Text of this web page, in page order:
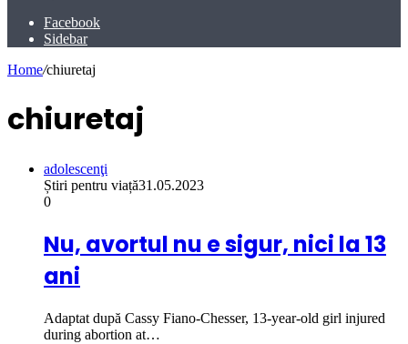
Facebook
Sidebar
Home/chiuretaj
chiuretaj
adolescenţi
Știri pentru viață31.05.2023
0
Nu, avortul nu e sigur, nici la 13
ani
Adaptat după Cassy Fiano-Chesser, 13-year-old girl injured
during abortion at…